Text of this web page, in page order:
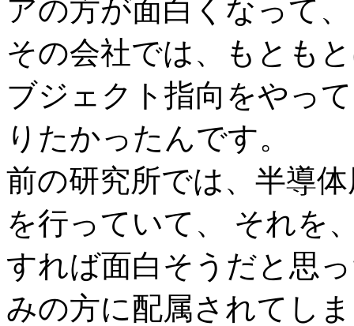
アの方が面白くなって
その会社では、もとも
ブジェクト指向をやっ
りたかったんです。
前の研究所では、半導
を行っていて、 それを
すれば面白そうだと思
みの方に配属されてし